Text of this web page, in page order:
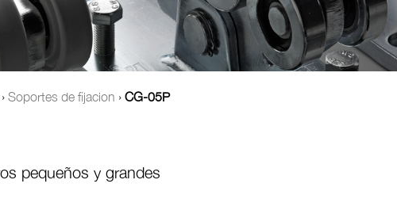
› Soportes de fijacion › CG-05P
pequeños y grandes